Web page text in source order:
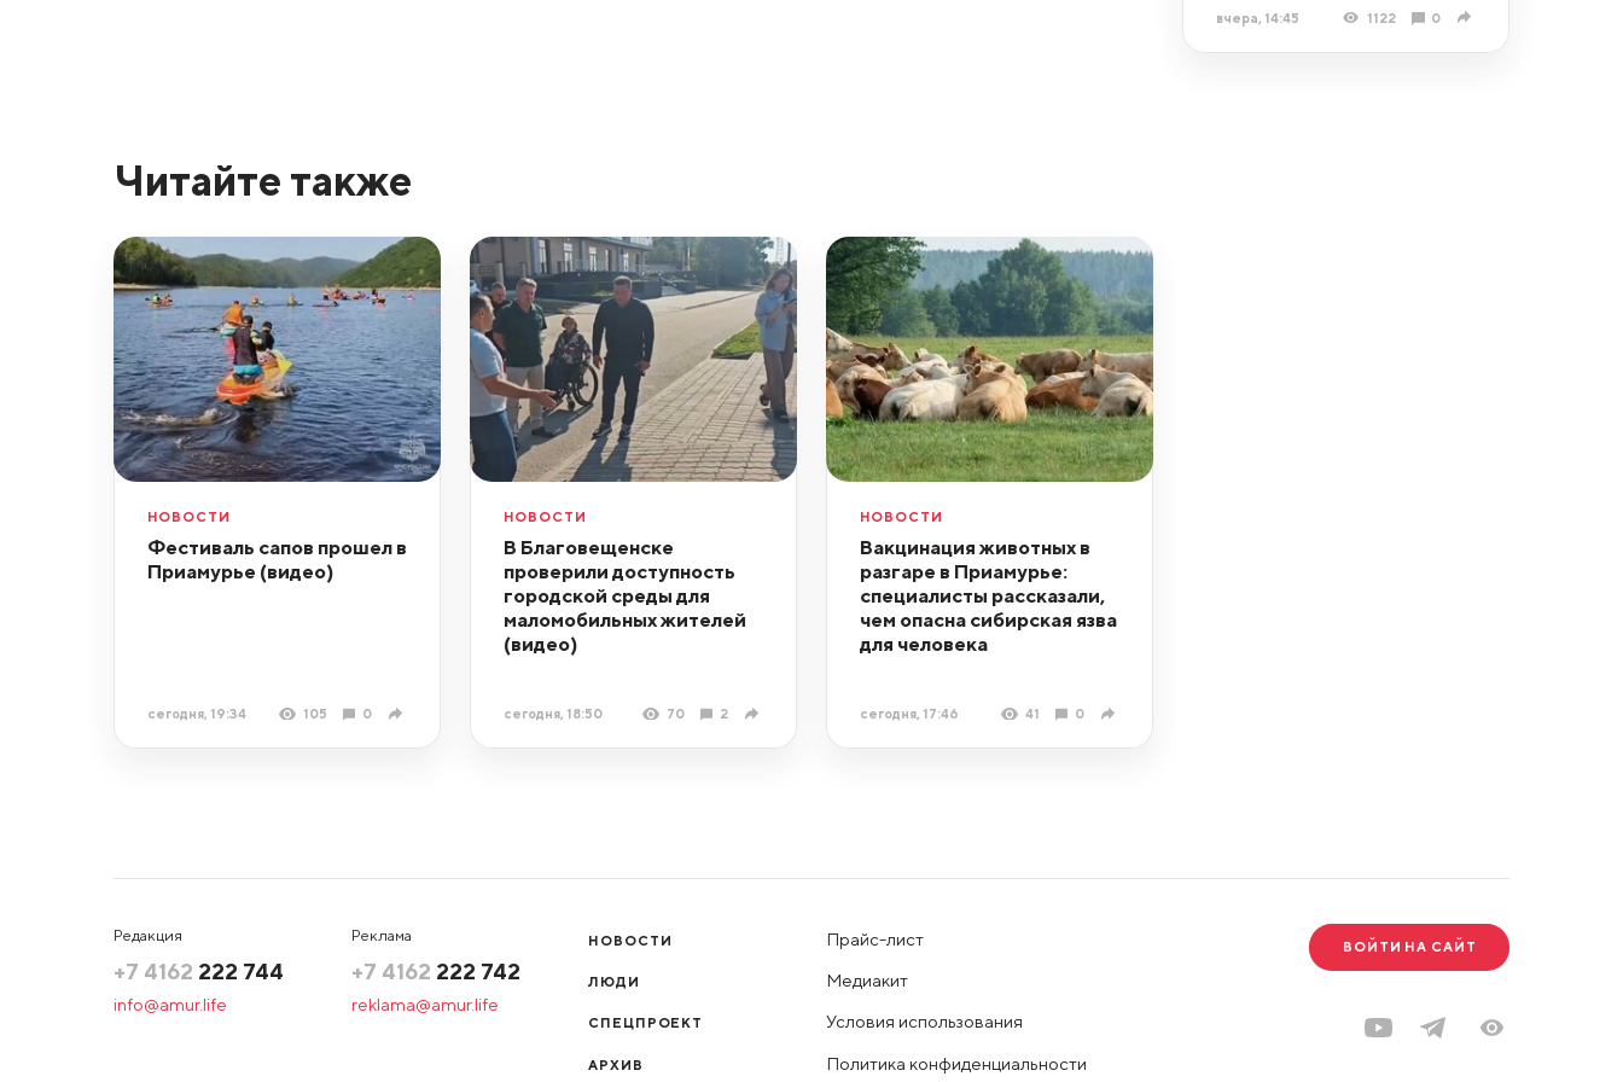
вчера, 14:45 1122 0
Читайте также
НОВОСТИ
Фестиваль сапов прошел в
Приамурье (видео)
сегодня, 19:34 105 0
НОВОСТИ
В Благовещенске
проверили доступность
городской среды для
маломобильных жителей
(видео)
сегодня, 18:50 70 2
НОВОСТИ
Вакцинация животных в
разгаре в Приамурье:
специалисты рассказали,
чем опасна сибирская язва
для человека
сегодня, 17:46 41 0
Редакция
+7 4162 222 744
info@amur.life
Реклама
+7 4162 222 742
reklama@amur.life
НОВОСТИ
ЛЮДИ
СПЕЦПРОЕКТ
АРХИВ
Прайс-лист
Медиакит
Условия использования
Политика конфиденциальности
ВОЙТИ НА САЙТ